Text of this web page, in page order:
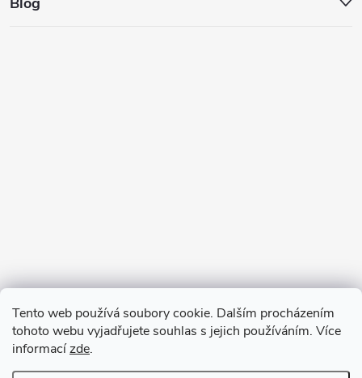
Tento web používá soubory cookie. Dalším procházením
tohoto webu vyjadřujete souhlas s jejich používáním. Více
informacízde.